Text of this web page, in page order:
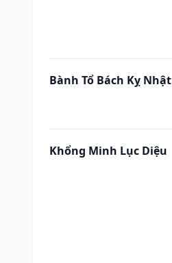
Bành Tổ Bách Kỵ Nhật
Khổng Minh Lục Diệu